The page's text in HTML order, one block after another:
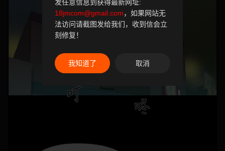
发任意信息到获得最新网址:
18jmcom@gmail.com，如果网站无
法访问请截图发给我们，收到信会立
刻修复！
我知道了 取消